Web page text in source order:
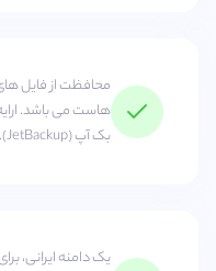
محافظت از فایل
هاست می باشد.
بک آپ (JetBackup).
یک دامنه ایرانی،